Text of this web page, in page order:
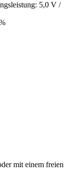
5,0 V /
mit einem freien